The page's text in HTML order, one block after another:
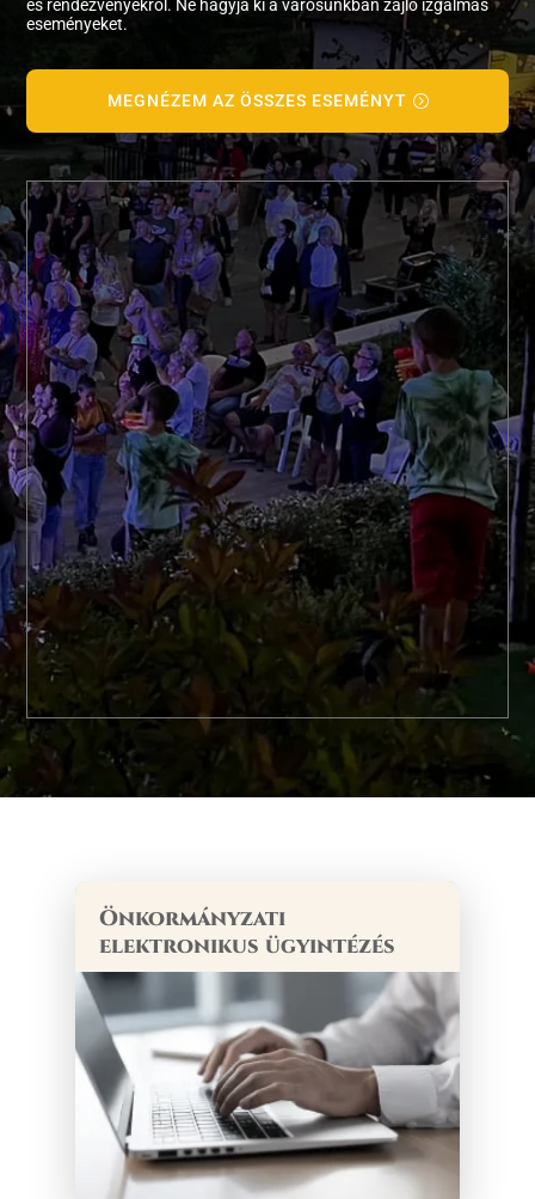
és rendezvényekről. Ne hagyja ki a városunkban zajló izgalmas
eseményeket.
MEGNÉZEM AZ ÖSSZES ESEMÉNYT
Önkormányzati
elektronikus ügyintézés